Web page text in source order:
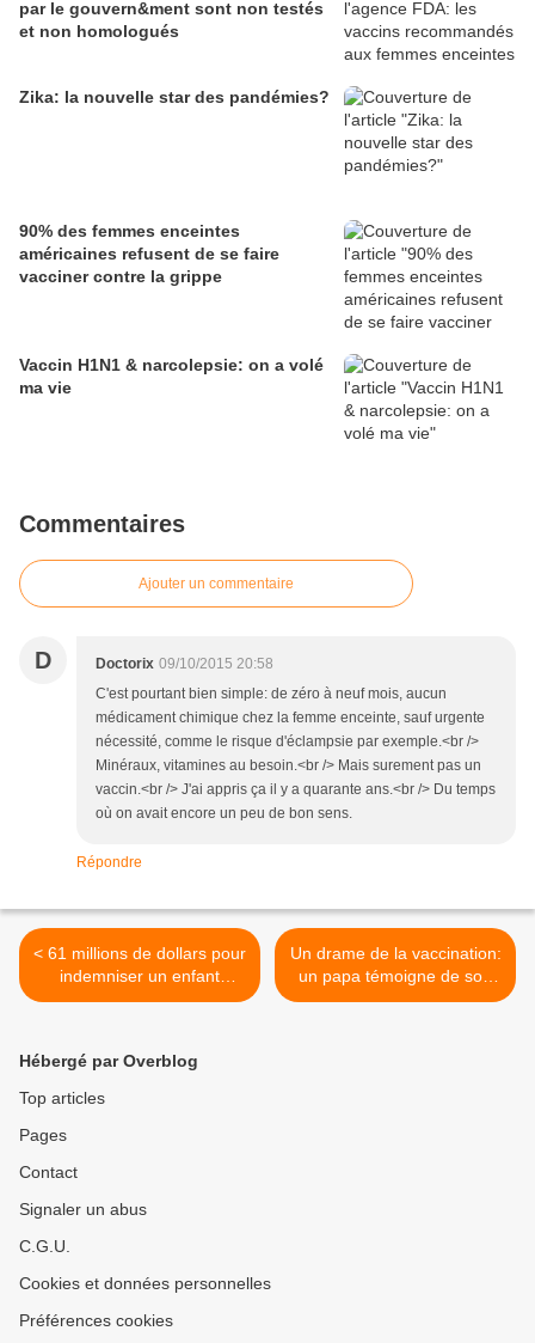
par le gouvern&ment sont non testés
et non homologués
Zika: la nouvelle star des pandémies?
90% des femmes enceintes
américaines refusent de se faire
vacciner contre la grippe
Vaccin H1N1 & narcolepsie: on a volé
ma vie
Commentaires
Ajouter un commentaire
D Doctorix 09/10/2015 20:58
C'est pourtant bien simple: de zéro à neuf mois, aucun
médicament chimique chez la femme enceinte, sauf urgente
nécessité, comme le risque d'éclampsie par exemple.<br />
Minéraux, vitamines au besoin.<br /> Mais surement pas un
vaccin.<br /> J'ai appris ça il y a quarante ans.<br /> Du temps
où on avait encore un peu de bon sens.
Répondre
< 61 millions de dollars pour
indemniser un enfant
victime de vaccins
Un drame de la vaccination:
un papa témoigne de son
cauchemar >
Hébergé par Overblog
Top articles
Pages
Contact
Signaler un abus
C.G.U.
Cookies et données personnelles
Préférences cookies